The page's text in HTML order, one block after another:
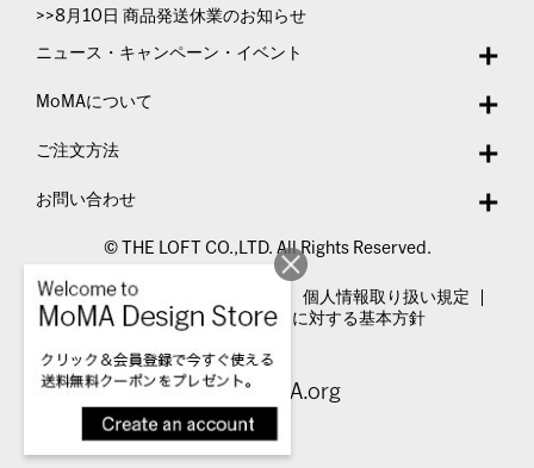
>>8月10日 商品発送休業のお知らせ
ニュース・キャンペーン・イベント
MoMAについて
ご注文方法
お問い合わせ
© THE LOFT CO.,LTD. All Rights Reserved.
特定商取引法表示
個人情報取り扱い規定
カスタマーハラスメントに対する基本方針
Visit MoMA.org